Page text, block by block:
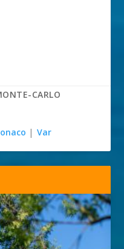
CARLO
| Var